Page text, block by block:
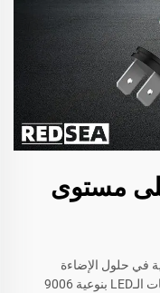
مستوى
في حلول الإضاءة
للسيارات. وخضعت منتجاتنا المخصصة من لمبات الـLED بنوعية 9006